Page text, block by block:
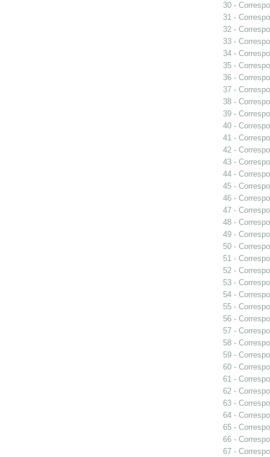
30 -
31 -
32 -
33 -
34 -
35 -
36 -
37 -
38 -
39 -
40 -
41 -
42 -
43 -
44 -
45 -
46 -
47 -
48 -
49 -
50 -
51 -
52 -
53 -
54 -
55 -
56 -
57 -
58 -
59 -
60 -
61 -
62 -
63 -
64 -
65 -
66 -
67 -